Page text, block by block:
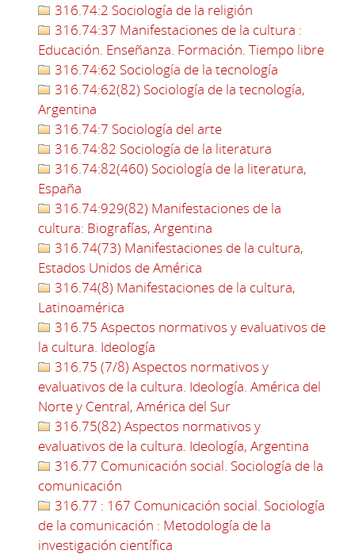
316.74:2 Sociología de la religión
316.74:37 Manifestaciones de la cultura :
Educación. Enseñanza. Formación. Tiempo libre
316.74:62 Sociología de la tecnología
316.74:62(82) Sociología de la tecnología,
Argentina
316.74:7 Sociología del arte
316.74:82 Sociología de la literatura
316.74:82(460) Sociología de la literatura,
España
316.74:929(82) Manifestaciones de la
cultura: Biografías, Argentina
316.74(73) Manifestaciones de la cultura,
Estados Unidos de América
316.74(8) Manifestaciones de la cultura,
Latinoamérica
316.75 Aspectos normativos y evaluativos de
la cultura. Ideología
316.75 (7/8) Aspectos normativos y
evaluativos de la cultura. Ideología. América del
Norte y Central, América del Sur
316.75(82) Aspectos normativos y
evaluativos de la cultura. Ideología, Argentina
316.77 Comunicación social. Sociología de la
comunicación
316.77 : 167 Comunicación social. Sociología
de la comunicación : Metodología de la
investigación científica